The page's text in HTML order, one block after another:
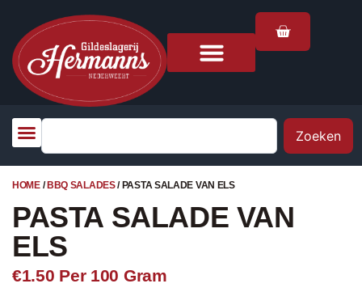
Zoeken
HOME/ BBQ SALADES/ PASTA SALADE VAN ELS
PASTA SALADE VAN
ELS
€1.50 Per 100 Gram